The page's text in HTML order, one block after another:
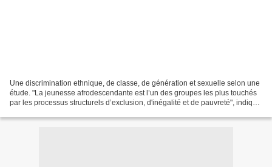
Une discrimination ethnique, de classe, de génération et sexuelle selon une
étude. "La jeunesse afrodescendante est l’un des groupes les plus touchés
par les processus structurels d’exclusion, d'inégalité et de pauvreté", indique